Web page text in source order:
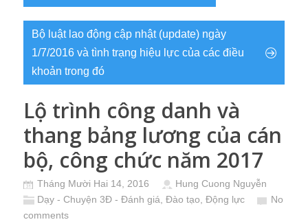
Bộ luật lao động cập nhật (update) ngày
1/7/2016 và tình trạng hiệu lực của các điều
khoản trong đó
Lộ trình công danh và
thang bảng lương của cán
bộ, công chức năm 2017
Tháng Mười Hai 14, 2016
Hung Cuong Nguyễn
Dạy - Chuyện 3Đ - Đánh giá, Đào tạo, Động lực
No
comments